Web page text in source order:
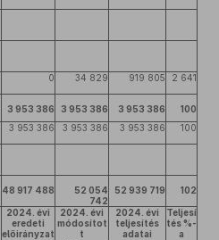
0 34 829 919 805 2 641
3 953 386 3 953 386 3 953 386
100
3 953 386 3 953 386 3 953 386 100
48 917 488
52 054
742
52 939 719 102
2024. évi
eredeti
előirányzat
2024. évi
módosítot
t
2024. évi
teljesítés
adatai
Teljesí
tés %-
a